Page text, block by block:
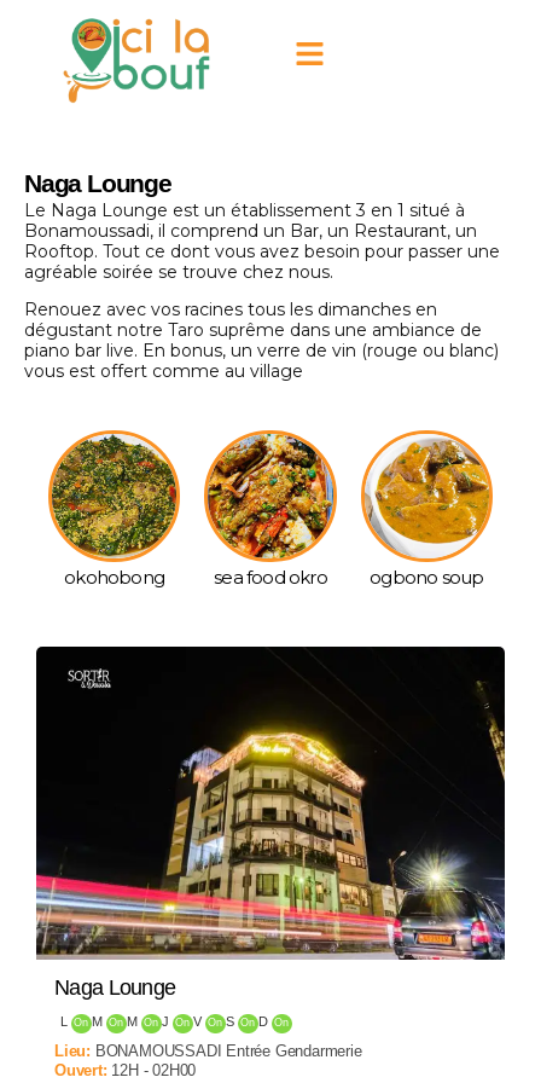
Naga Lounge
Le Naga Lounge est un établissement 3 en 1 situé à
Bonamoussadi, il comprend un Bar, un Restaurant, un
Rooftop. Tout ce dont vous avez besoin pour passer une
agréable soirée se trouve chez nous.
Renouez avec vos racines tous les dimanches en
dégustant notre Taro suprême dans une ambiance de
piano bar live. En bonus, un verre de vin (rouge ou blanc)
vous est offert comme au village
okohobong sea food okro ogbono soup
Naga Lounge
L On M On M On J On V On S On D On
Lieu: BONAMOUSSADI Entrée Gendarmerie
Ouvert: 12H - 02H00